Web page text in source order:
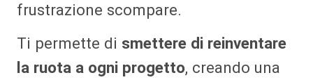
frustrazione scompare.
Ti permette di smettere di reinventare
la ruota a ogni progetto, creando una